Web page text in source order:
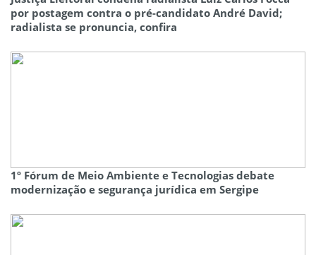
por postagem contra o pré-candidato André David;
radialista se pronuncia, confira
1º Fórum de Meio Ambiente e Tecnologias debate
modernização e segurança jurídica em Sergipe